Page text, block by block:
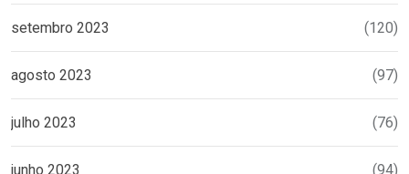
setembro 2023 (120)
agosto 2023 (97)
julho 2023 (76)
junho 2023 (94)